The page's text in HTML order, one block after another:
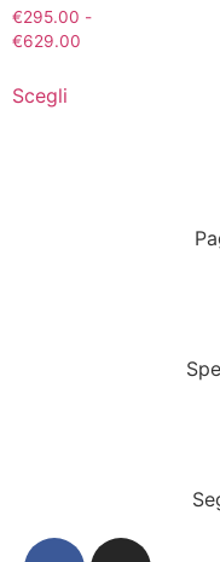
€295.00 -
€629.00
Scegli